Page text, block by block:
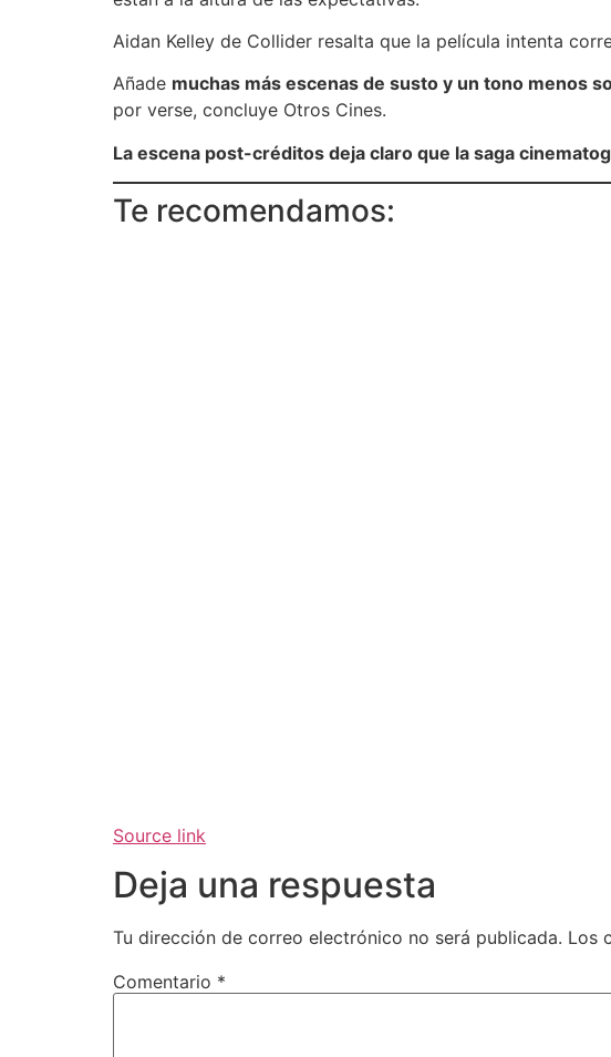
Aidan Kelley de Collider resalta que la película intenta
Añade muchas más escenas de susto y un tono menos
por verse, concluye Otros Cines.
La escena post-créditos deja claro que la saga
Te recomendamos:
Source link
Deja una respuesta
Tu dirección de correo electrónico no será publicada. Los
Comentario *